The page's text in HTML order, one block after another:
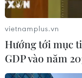
Iran tuyên bố
để mở lại eo biển
03/08/2026 15:59
vietnamplus.vn
Hướng tới mục
GDP vào năm